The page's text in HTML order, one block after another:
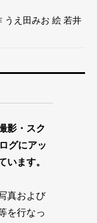
うえ田みお 絵 若井
影・スク
グにアッ
います。
真および
を行なっ